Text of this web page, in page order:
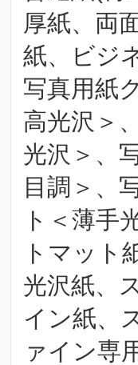
厚紙、両
紙、ビジ
写真用紙
高光沢＞
光沢＞、
目調＞、
ト＜薄手
トマット
光沢紙、
イン紙、
ァイン専